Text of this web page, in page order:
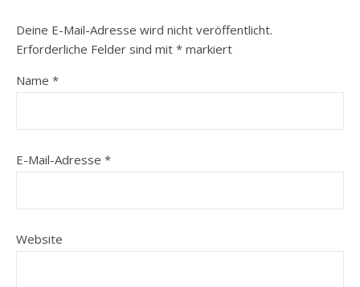
Deine E-Mail-Adresse wird nicht veröffentlicht.
Erforderliche Felder sind mit * markiert
Name *
E-Mail-Adresse *
Website